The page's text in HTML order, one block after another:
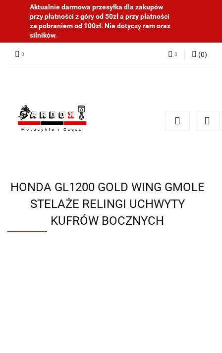
Aktualnie darmowa przesyłka dla zakupów
przy płatności z góry od 50zł a przy płatności
za pobraniem od 100zł. Nie dotyczy ram oraz
silników.
(0)
HONDA GL1200 GOLD WING GMOLE
STELAŻE RELINGI UCHWYTY
KUFRÓW BOCZNYCH